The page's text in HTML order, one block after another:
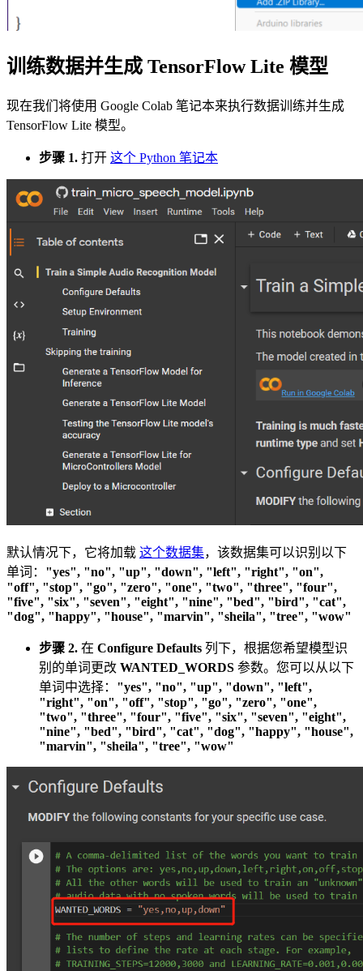
训练数据并生成 TensorFlow Lite 模型
现在我们将使用 Google Colab 笔记本来执行数据训练并生成
TensorFlow Lite 模型。
步骤 1. 打开 这个 Python 笔记本
默认情况下，它将加载 这个数据集，该数据集可以识别以下
单词： "yes", "no", "up", "down", "left", "right", "on",
"off", "stop", "go", "zero", "one", "two", "three", "four",
"five", "six", "seven", "eight", "nine", "bed", "bird", "cat",
"dog", "happy", "house", "marvin", "sheila", "tree", "wow"
步骤 2. 在 Configure Defaults 列下，根据您希望模型识
别的单词更改 WANTED_WORDS 参数。您可以从以下
单词中选择： "yes", "no", "up", "down", "left",
"right", "on", "off", "stop", "go", "zero", "one",
"two", "three", "four", "five", "six", "seven", "eight",
"nine", "bed", "bird", "cat", "dog", "happy", "house",
"marvin", "sheila", "tree", "wow"